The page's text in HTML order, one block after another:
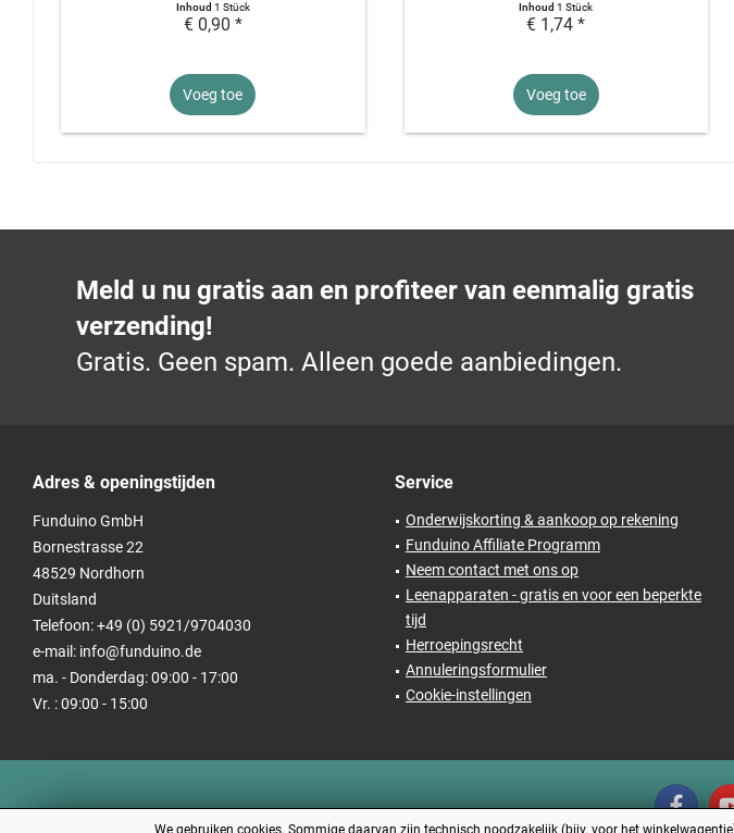
Inhoud 1 Stück
€ 0,90 *
Voeg toe
Inhoud1 Stück
€ 1,74 *
Voeg toe
Meld u nu gratis aan en profiteer van eenmalig gratis
verzending!
Gratis. Geen spam. Alleen goede aanbiedingen.
Adres & openingstijden
Funduino GmbH
Bornestrasse 22
48529 Nordhorn
Duitsland
Telefoon: +49 (0) 5921/9704030
e-mail: info@funduino.de
ma. - Donderdag: 09:00 - 17:00
Vr. : 09:00 - 15:00
Service
Onderwijskorting & aankoop op rekening
Funduino Affiliate Programm
Neem contact met ons op
Leenapparaten - gratis en voor een beperkte
tijd
Herroepingsrecht
Annuleringsformulier
Cookie-instellingen
We gebruiken cookies. Sommige daarvan zijn technisch noodzakelijk (bijv. voor het